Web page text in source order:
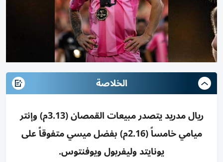
الخلاصة
ريال مدريد يتصدر مبيعات القمصان (3.13م) وإنتر
ميامي خامساً (2.16م) بفضل ميسي متفوقاً على
يونايتد وليفربول ويوفنتوس.